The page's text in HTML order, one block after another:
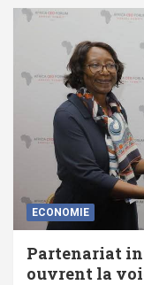
ECONOMIE
Partenariat
ouvrent la